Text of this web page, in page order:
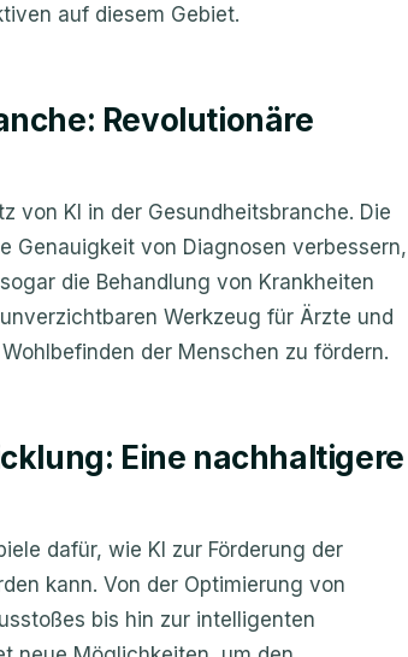
auf diesem Gebiet.
Revolutionäre
von KI in der Gesundheitsbranche. Die
Genauigkeit von Diagnosen verbessern,
die Behandlung von Krankheiten
Werkzeug für Ärzte und
der Menschen zu fördern.
Eine nachhaltigere
dafür, wie KI zur Förderung der
kann. Von der Optimierung von
bis hin zur intelligenten